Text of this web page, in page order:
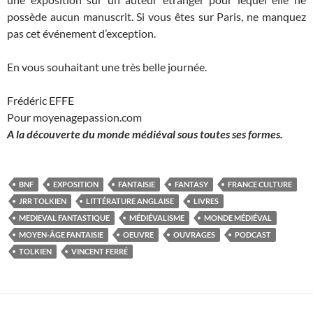
possède aucun manuscrit. Si vous êtes sur Paris, ne manquez
pas cet événement d’exception.
En vous souhaitant une très belle journée.
Frédéric EFFE
Pour moyenagepassion.com
A la découverte du monde médiéval sous toutes ses formes.
BNF EXPOSITION FANTAISIE FANTASY
FRANCE CULTURE
JRR TOLKIEN
LITTÉRATURE ANGLAISE
LIVRES
MEDIEVAL FANTASTIQUE
MÉDIÉVALISME
MONDE MÉDIÉVAL
MOYEN-ÂGE FANTAISIE
OEUVRE OUVRAGES
PODCAST
TOLKIEN
VINCENT FERRÉ